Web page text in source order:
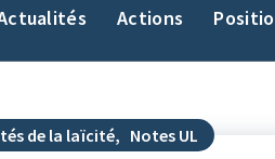
Actions
de la laïcité, Notes UL